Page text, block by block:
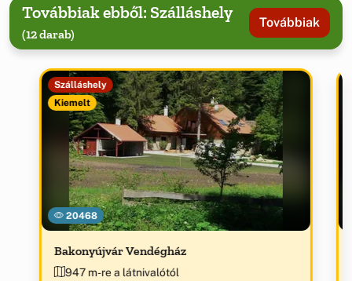
Továbbiak ebből: Szálláshely
(12 darab)
Továbbiak
20468
Szálláshely
Kiemelt
Bakonyújvár Vendégház
947 m-re a látnivalótól